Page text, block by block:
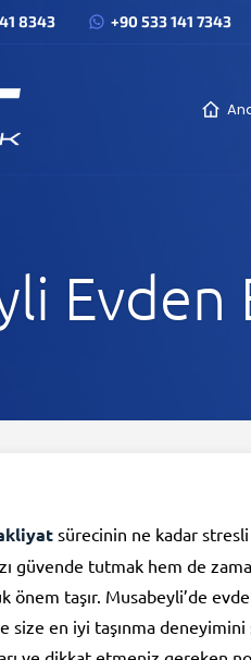
8343 +90 533 141 7343
Evden
sürecinin ne kadar
güvende tutmak hem de
önem taşır. Musabeyli’de
size en iyi taşınma